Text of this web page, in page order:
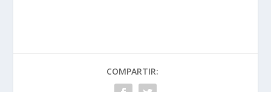
COMPARTIR: